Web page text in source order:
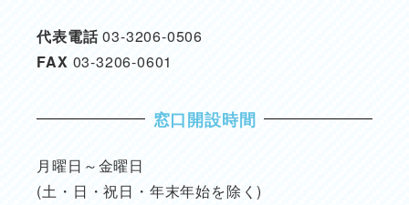
代表電話03-3206-0506
FAX 03-3206-0601
窓口開設時間
月曜日～金曜日
(土・日・祝日・年末年始を除く)